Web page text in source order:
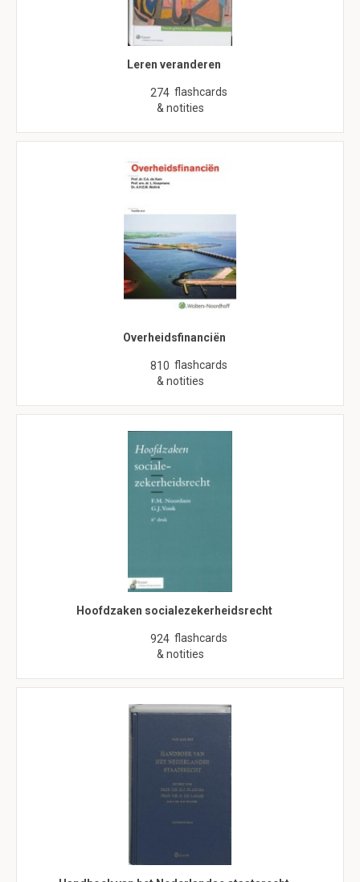
Leren veranderen
274 flashcards
& notities
Overheidsfinanciën
810 flashcards
& notities
Hoofdzaken socialezekerheidsrecht
924 flashcards
& notities